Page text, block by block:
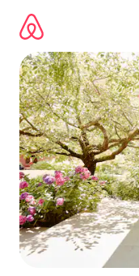
directement
contenu